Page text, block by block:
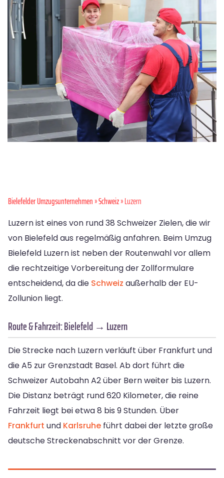
Bielefelder Umzugsunternehmen»Schweiz» Luzern
Luzern ist eines von rund 38 Schweizer Zielen, die wir
von Bielefeld aus regelmäßig anfahren. Beim Umzug
Bielefeld Luzern ist neben der Routenwahl vor allem
die rechtzeitige Vorbereitung der Zollformulare
entscheidend, da die Schweiz außerhalb der EU-
Zollunion liegt.
Route & Fahrzeit: Bielefeld → Luzern
Die Strecke nach Luzern verläuft über Frankfurt und
die A5 zur Grenzstadt Basel. Ab dort führt die
Schweizer Autobahn A2 über Bern weiter bis Luzern.
Die Distanz beträgt rund 620 Kilometer, die reine
Fahrzeit liegt bei etwa 8 bis 9 Stunden. Über
Frankfurt und Karlsruhe führt dabei der letzte große
deutsche Streckenabschnitt vor der Grenze.